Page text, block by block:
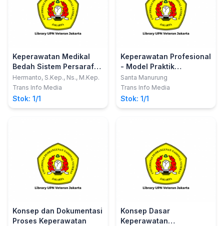
Keperawatan Medikal
Bedah Sistem Persarafan
(Asuhan dan Standar
Prosedur Tindakan
Keperawatan
Berdasarkan Standar
Hermanto, S.Kep., Ns., M.Kep.
Trans Info Media
Stok: 1/1
Keperawatan Profesional
- Model Praktik
Keperawatan Profesional
(MPKP), Komunikasi
Efektif, Komunikasi
Terapeutik, Dokumentasi
Santa Manurung
Trans Info Media
Stok: 1/1
Konsep dan Dokumentasi
Proses Keperawatan
Konsep Dasar
Keperawatan